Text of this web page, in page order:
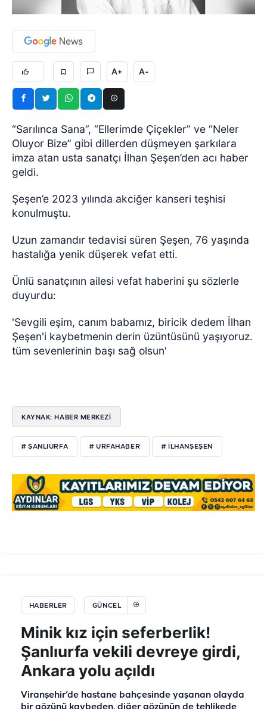
A+ A-
“Sarılınca Sana”, “Ellerimde Çiçekler” ve “Neler
Oluyor Bize” gibi dillerden düşmeyen şarkılara
imza atan usta sanatçı İlhan Şeşen’den acı haber
geldi.
Şeşen’e 2023 yılında akciğer kanseri teşhisi
konulmuştu.
Uzun zamandır tedavisi süren Şeşen, 76 yaşında
hastalığa yenik düşerek vefat etti.
Ünlü sanatçının ailesi vefat haberini şu sözlerle
duyurdu:
'Sevgili eşim, canım babamız, biricik dedem İlhan
Şeşen'i kaybetmenin derin üzüntüsünü yaşıyoruz.
tüm sevenlerinin başı sağ olsun'
KAYNAK: HABER MERKEZI
# ŞANLIURFA # URFAHABER # ILHANŞEŞEN
HABERLER GÜNCEL
Minik kız için seferberlik!
Şanlıurfa vekili devreye girdi,
Ankara yolu açıldı
Viranşehir’de hastane bahçesinde yaşanan olayda
bir gözünü kaybeden, diğer gözünün de tehlikede